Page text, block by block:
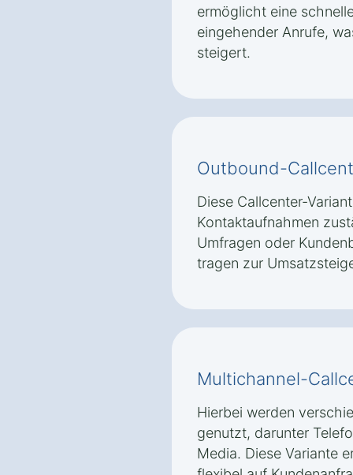
ermöglicht eine
eingehender Anrufe,
steigert.
Outbound-
Diese Callcenter-
Kontaktaufnahmen
Umfragen oder
tragen zur
Multichannel-
Hierbei werden
genutzt, darunter
Media. Diese Variante